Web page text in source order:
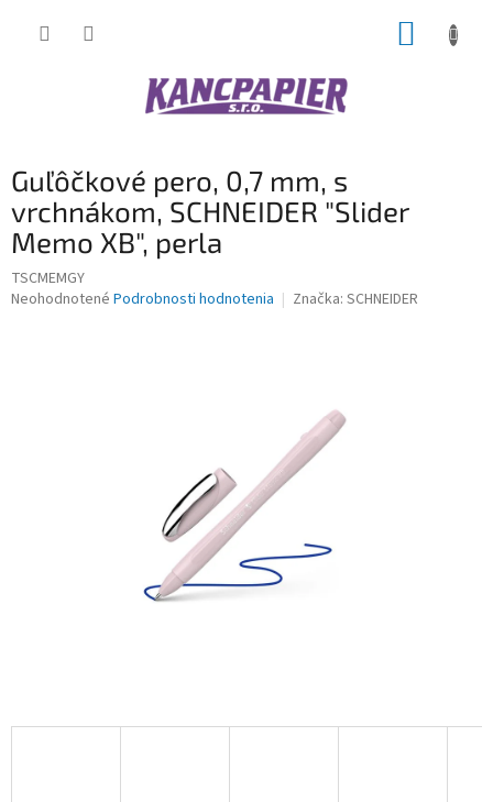
Guľôčkové pero, 0,7 mm, s
vrchnákom, SCHNEIDER "Slider
Memo XB", perla
TSCMEMGY
Priemerné
Neohodnotené Podrobnosti hodnotenia Značka: SCHNEIDER